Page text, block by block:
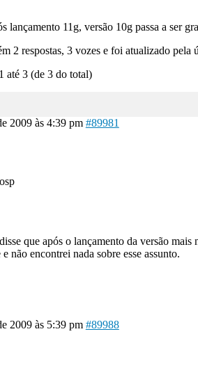
lançamento 11g, versão 10g passa a ser
2 respostas, 3 vozes e foi atualizado pela
até 3 (de 3 do total)
2009 às 4:39 pm #89981
que após o lançamento da versão
não encontrei nada sobre esse assunto.
2009 às 5:39 pm #89988